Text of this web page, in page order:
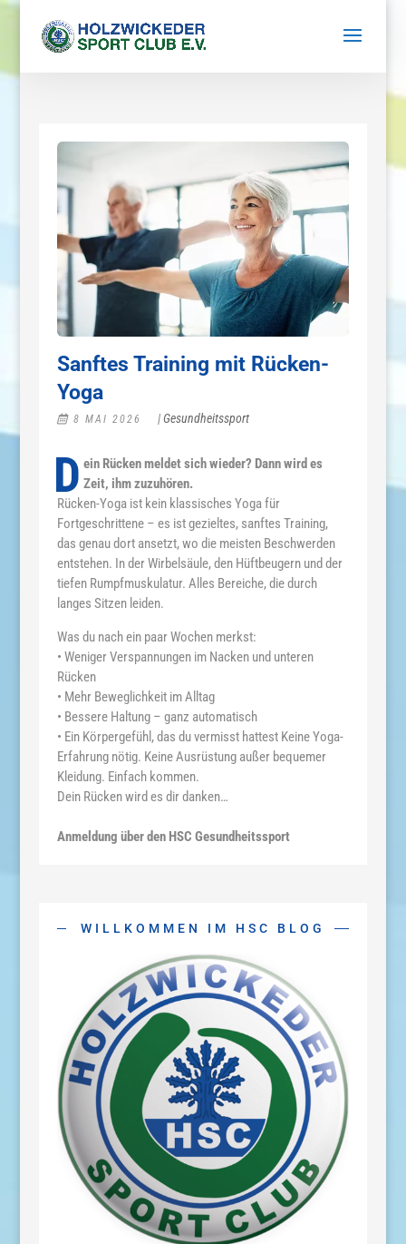
Sanftes Training mit Rücken-
Yoga
8 MAI 2026 |Gesundheitssport
D ein Rücken meldet sich wieder? Dann wird es
Zeit, ihm zuzuhören.
Rücken-Yoga ist kein klassisches Yoga für
Fortgeschrittene – es ist gezieltes, sanftes Training,
das genau dort ansetzt, wo die meisten Beschwerden
entstehen. In der Wirbelsäule, den Hüftbeugern und der
tiefen Rumpfmuskulatur. Alles Bereiche, die durch
langes Sitzen leiden.
Was du nach ein paar Wochen merkst:
•⁠ ⁠Weniger Verspannungen im Nacken und unteren
Rücken
•⁠ ⁠Mehr Beweglichkeit im Alltag
•⁠ ⁠Bessere Haltung – ganz automatisch
•⁠ ⁠Ein Körpergefühl, das du vermisst hattest Keine Yoga-
Erfahrung nötig. Keine Ausrüstung außer bequemer
Kleidung. Einfach kommen.
Dein Rücken wird es dir danken…
Anmeldung über den HSC Gesundheitssport
WILLKOMMEN IM HSC BLOG